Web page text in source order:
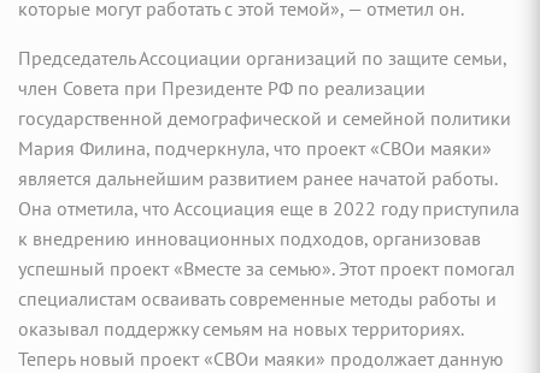
которые могут работать с этой темой», — отметил он.
Председатель Ассоциации организаций по защите семьи,
член Совета при Президенте РФ по реализации
государственной демографической и семейной политики
Мария Филина, подчеркнула, что проект «СВОи маяки»
является дальнейшим развитием ранее начатой работы.
Она отметила, что Ассоциация еще в 2022 году приступила
к внедрению инновационных подходов, организовав
успешный проект «Вместе за семью». Этот проект помогал
специалистам осваивать современные методы работы и
оказывал поддержку семьям на новых территориях.
Теперь новый проект «СВОи маяки» продолжает данную